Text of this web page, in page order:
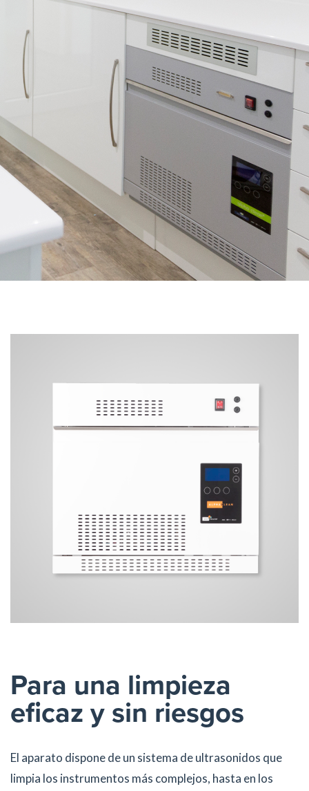
Para una limpieza
eficaz y sin riesgos
El aparato dispone de un sistema de ultrasonidos que
limpia los instrumentos más complejos, hasta en los